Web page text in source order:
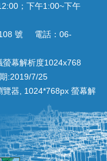
；下午1:00~下午
108 號 電話：06-
螢幕解析度1024x768
:2019/7/25
器, 1024*768px 螢幕解
瀏覽環境